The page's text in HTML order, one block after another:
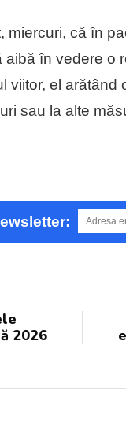
miercuri, că în
în vedere o
viitor, el arătând
sau la alte
2026